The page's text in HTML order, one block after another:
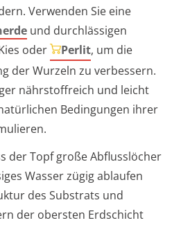
Verwenden Sie eine
und durchlässigen
oder
Perlit, um die
der Wurzeln zu verbessern.
nährstoffreich und leicht
Bedingungen ihrer
der Topf große Abflusslöcher
Wasser zügig ablaufen
des Substrats und
der obersten Erdschicht